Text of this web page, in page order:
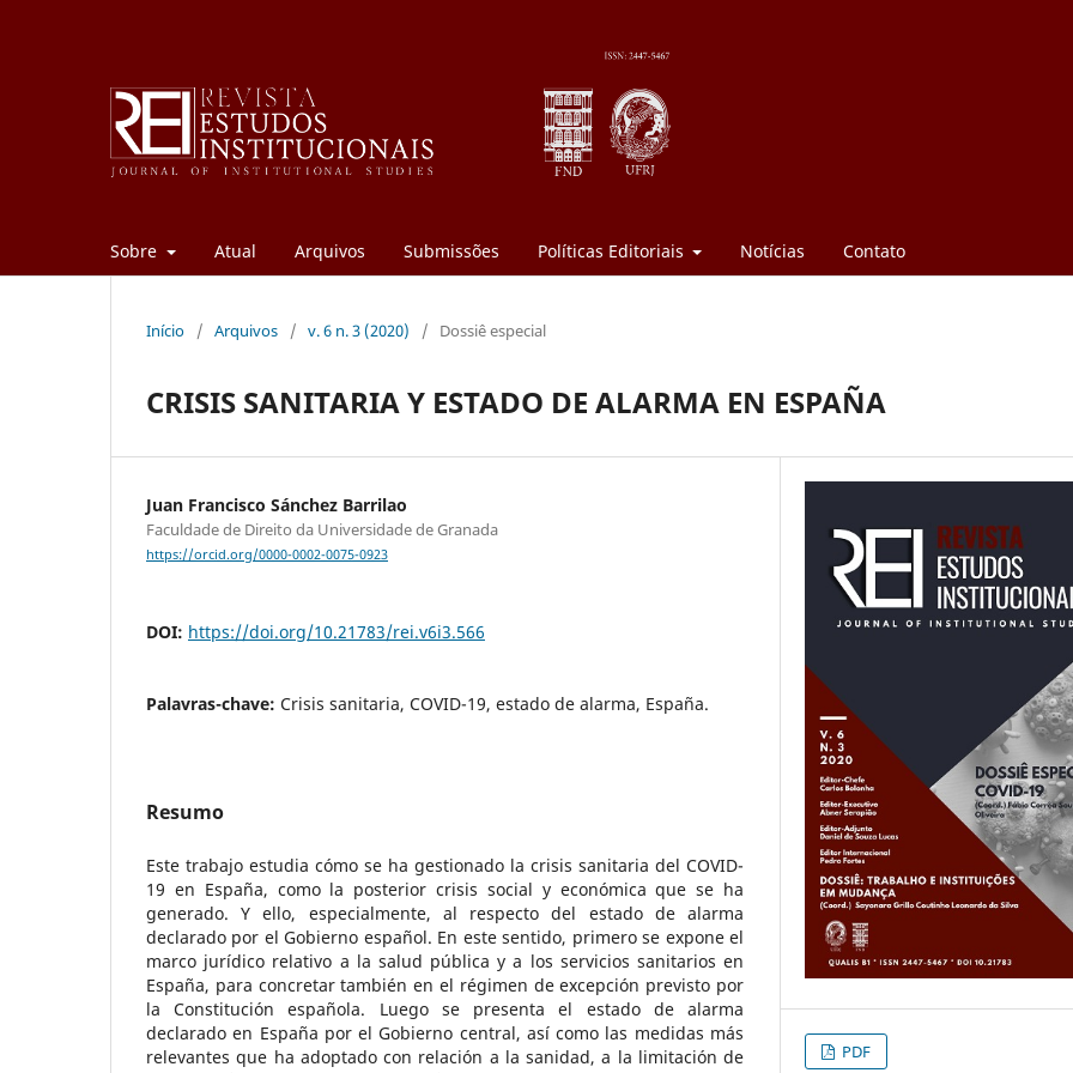
Sobre Atual Arquivos Submissões Políticas Editoriais Notícias Contato
Início / Arquivos / v. 6 n. 3 (2020) / Dossiê especial
CRISIS SANITARIA Y ESTADO DE ALARMA EN ESPAÑA
Juan Francisco Sánchez Barrilao
Faculdade de Direito da Universidade de Granada
https://orcid.org/0000-0002-0075-0923
DOI: https://doi.org/10.21783/rei.v6i3.566
Palavras-chave: Crisis sanitaria, COVID-19, estado de alarma, España.
Resumo
Este trabajo estudia cómo se ha gestionado la crisis sanitaria del COVID-
19 en España, como la posterior crisis social y económica que se ha
generado. Y ello, especialmente, al respecto del estado de alarma
declarado por el Gobierno español. En este sentido, primero se expone el
marco jurídico relativo a la salud pública y a los servicios sanitarios en
España, para concretar también en el régimen de excepción previsto por
la Constitución española. Luego se presenta el estado de alarma
declarado en España por el Gobierno central, así como las medidas más
relevantes que ha adoptado con relación a la sanidad, a la limitación de
PDF